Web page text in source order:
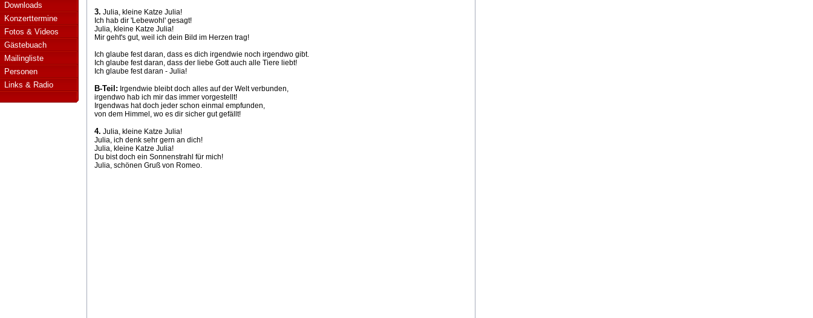
Downloads
Konzerttermine
Fotos & Videos
Gästebuach
Mailingliste
Personen
Links & Radio
3. Julia, kleine Katze Julia!
Ich hab dir 'Lebewohl' gesagt!
Julia, kleine Katze Julia!
Mir geht's gut, weil ich dein Bild im Herzen trag!
Ich glaube fest daran, dass es dich irgendwie noch irgendwo gibt.
Ich glaube fest daran, dass der liebe Gott auch alle Tiere liebt!
Ich glaube fest daran - Julia!
B-Teil: Irgendwie bleibt doch alles auf der Welt verbunden,
irgendwo hab ich mir das immer vorgestellt!
Irgendwas hat doch jeder schon einmal empfunden,
von dem Himmel, wo es dir sicher gut gefällt!
4. Julia, kleine Katze Julia!
Julia, ich denk sehr gern an dich!
Julia, kleine Katze Julia!
Du bist doch ein Sonnenstrahl für mich!
Julia, schönen Gruß von Romeo.